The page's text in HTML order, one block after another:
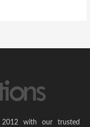
2012 with our trusted